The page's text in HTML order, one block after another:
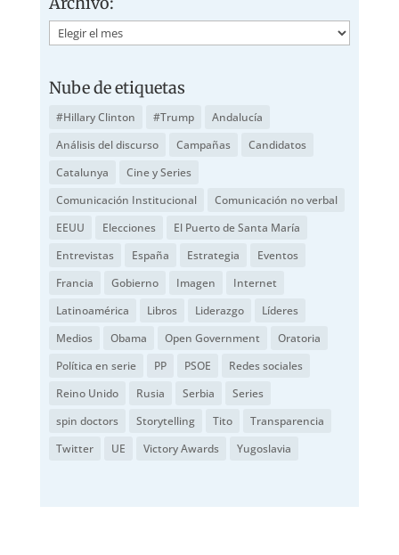
Archivo:
Nube de etiquetas
#Hillary Clinton #Trump
Andalucía
Análisis del discurso
Campañas
Candidatos
Catalunya
Cine y Series
Comunicación Institucional
Comunicación no verbal
EEUU
Elecciones
El Puerto de Santa María
Entrevistas
España Estrategia
Eventos
Francia
Gobierno Imagen
Internet
Latinoamérica
Libros Liderazgo
Líderes
Medios
Obama Open Government
Oratoria
Política en serie
PP PSOE
Redes sociales
Reino Unido
Rusia Serbia
Series
spin doctors
Storytelling Tito
Transparencia
Twitter
UE Victory Awards Yugoslavia